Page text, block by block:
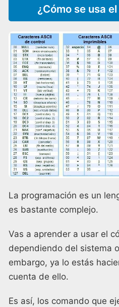
¿Cómo se usa
La programación es un
es bastante complejo.
Vas a aprender a usar el
dependiendo del sistema
embargo, ya lo estás
cuenta de ello.
Es así, los comando que